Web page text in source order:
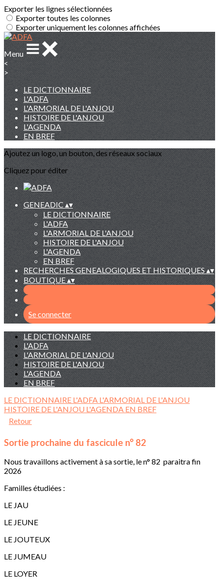
Exporter les lignes sélectionnées
Exporter toutes les colonnes
Exporter uniquement les colonnes affichées
Menu
<
>
LE DICTIONNAIRE
L'ADFA
L'ARMORIAL DE L'ANJOU
HISTOIRE DE L'ANJOU
L'AGENDA
EN BREF
Ajoutez un logo, un bouton, des réseaux sociaux
Cliquez pour éditer
GENEADIC ▴▾
LE DICTIONNAIRE
L'ADFA
L'ARMORIAL DE L'ANJOU
HISTOIRE DE L'ANJOU
L'AGENDA
EN BREF
RECHERCHES GENEALOGIQUES ET HISTORIQUES▴▾
BOUTIQUE▴▾
Se connecter
LE DICTIONNAIRE
L'ADFA
L'ARMORIAL DE L'ANJOU
HISTOIRE DE L'ANJOU
L'AGENDA
EN BREF
LE DICTIONNAIRE L'ADFA L'ARMORIAL DE L'ANJOU
HISTOIRE DE L'ANJOU L'AGENDA EN BREF
Retour
Sortie prochaine du fascicule n° 82
Nous travaillons activement à sa sortie, le n° 82 paraitra fin
2026
Familles étudiées :
LE JAU
LE JEUNE
LE JOUTEUX
LE JUMEAU
LE LOYER